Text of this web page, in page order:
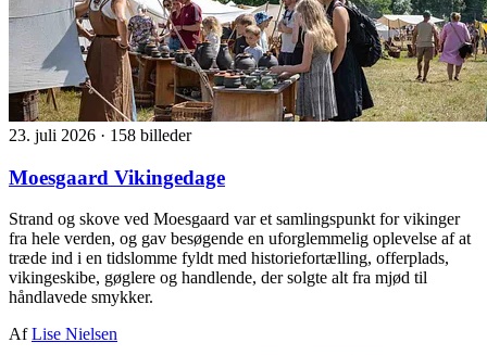
23. juli 2026 · 158 billeder
Moesgaard Vikingedage
Strand og skove ved Moesgaard var et samlingspunkt for vikinger
fra hele verden, og gav besøgende en uforglemmelig oplevelse af at
træde ind i en tidslomme fyldt med historiefortælling, offerplads,
vikingeskibe, gøglere og handlende, der solgte alt fra mjød til
håndlavede smykker.
AfLise Nielsen